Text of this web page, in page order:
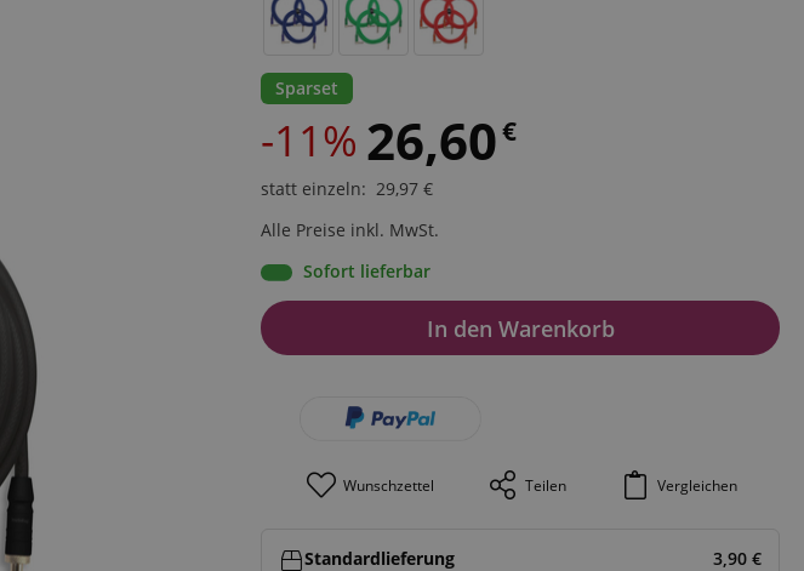
Sparset
-11% 26,60€
statt einzeln: 29,97 €
Alle Preise inkl. MwSt.
Sofort lieferbar
In den Warenkorb
Wunschzettel Teilen Vergleichen
Standardlieferung 3,90 €